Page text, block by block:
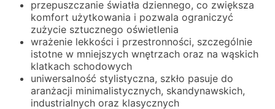
przepuszczanie światła dziennego, co zwiększa
komfort użytkowania i pozwala ograniczyć
zużycie sztucznego oświetlenia
wrażenie lekkości i przestronności, szczególnie
istotne w mniejszych wnętrzach oraz na wąskich
klatkach schodowych
uniwersalność stylistyczna, szkło pasuje do
aranżacji minimalistycznych, skandynawskich,
industrialnych oraz klasycznych